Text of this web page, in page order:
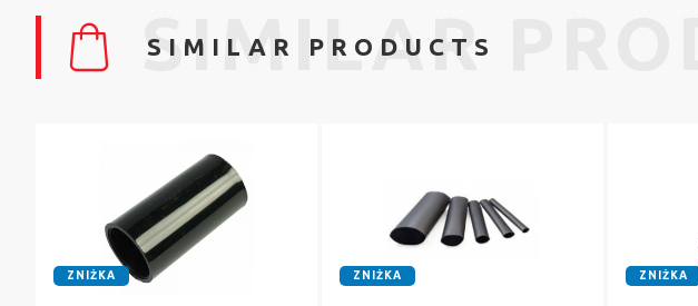
SIMILAR PRODUCTS
SIMILAR
ZNIŻKA ZNIŻKA ZNIŻKA